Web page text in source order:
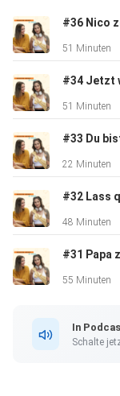
zounth/688881902)
Mail:
Insta:
51 Minuten
51 Minuten
#33 Du
22 Minuten
48 Minuten
55 Minuten
In
Schalte